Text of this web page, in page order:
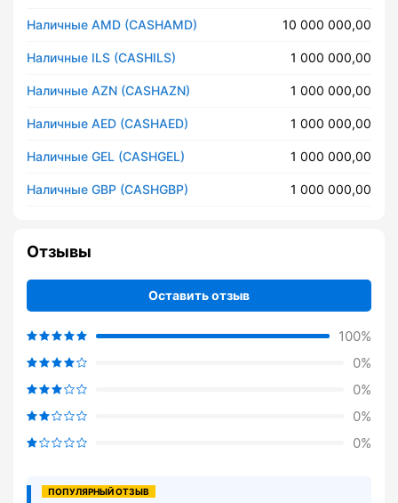
Наличные AMD (CASHAMD) 10 000 000,00
Наличные ILS (CASHILS) 1 000 000,00
Наличные AZN (CASHAZN) 1 000 000,00
Наличные AED (CASHAED) 1 000 000,00
Наличные GEL (CASHGEL) 1 000 000,00
Наличные GBP (CASHGBP) 1 000 000,00
Отзывы
Оставить отзыв
100%
0%
0%
0%
0%